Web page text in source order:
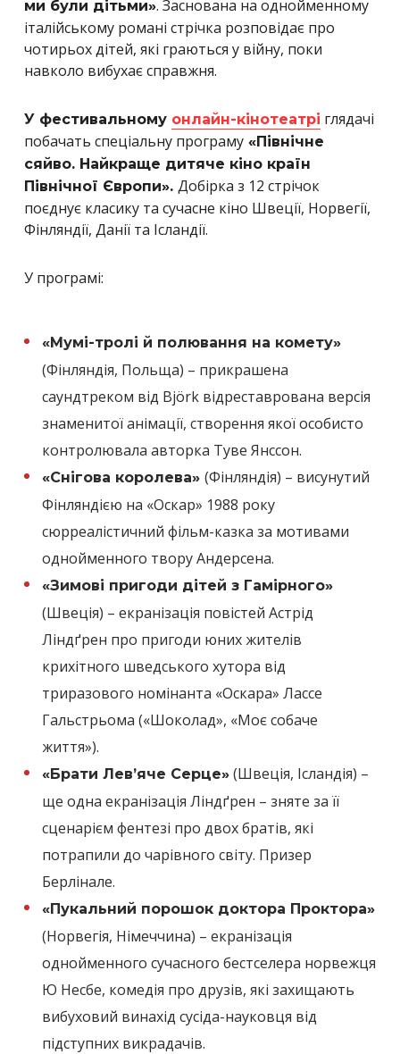
ми були дітьми». Заснована на однойменному
італійському романі стрічка розповідає про
чотирьох дітей, які граються у війну, поки
навколо вибухає справжня.
У фестивальному онлайн-кінотеатрі глядачі
побачать спеціальну програму «Північне
сяйво. Найкраще дитяче кіно країн
Північної Європи». Добірка з 12 стрічок
поєднує класику та сучасне кіно Швеції, Норвегії,
Фінляндії, Данії та Ісландії.
У програмі:
«Мумі-тролі й полювання на комету»
(Фінляндія, Польща) – прикрашена
саундтреком від Björk відреставрована версія
знаменитої анімації, створення якої особисто
контролювала авторка Туве Янссон.
«Снігова королева» (Фінляндія) – висунутий
Фінляндією на «Оскар» 1988 року
сюрреалістичний фільм-казка за мотивами
однойменного твору Андерсена.
«Зимові пригоди дітей з Гамірного»
(Швеція) – екранізація повістей Астрід
Ліндґрен про пригоди юних жителів
крихітного шведського хутора від
триразового номінанта «Оскара» Лассе
Гальстрьома («Шоколад», «Моє собаче
життя»).
«Брати Лев’яче Серце» (Швеція, Ісландія) –
ще одна екранізація Ліндґрен – зняте за її
сценарієм фентезі про двох братів, які
потрапили до чарівного світу. Призер
Берлінале.
«Пукальний порошок доктора Проктора»
(Норвегія, Німеччина) – екранізація
однойменного сучасного бестселера норвежця
Ю Несбе, комедія про друзів, які захищають
вибуховий винахід сусіда-науковця від
підступних викрадачів.